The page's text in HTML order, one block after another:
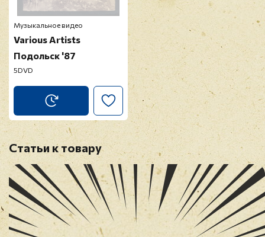
Музыкальное видео
Various Artists
Подольск '87
5DVD
Статьи к товару